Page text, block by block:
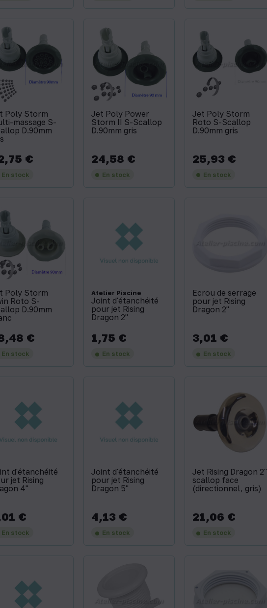
Poly Storm
massage S-
D.90mm
€
En stock
Jet Poly Power
Storm II S-Scallop
D.90mm gris
Prix
24,58 €
En stock
Jet Poly Storm
Roto S-Scallop
D.90mm gris
Prix
25,93 €
En stock
Poly Storm
Roto S-
D.90mm
€
En stock
Atelier Piscine
Joint d'étanchéité
pour jet Rising
Dragon 2''
Prix
1,75 €
En stock
Ecrou de serrage
pour jet Rising
Dragon 2''
Prix
3,01 €
En stock
d'étanchéité
jet Rising
4''
€
En stock
Joint d'étanchéité
pour jet Rising
Dragon 5''
Prix
4,13 €
En stock
Jet Rising Dragon 2''
scallop face
(directionnel, gris)
Prix
21,06 €
En stock